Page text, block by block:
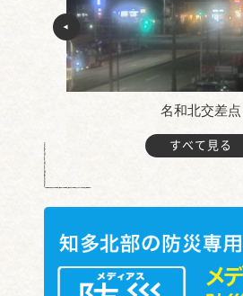
名和北交差点
すべて見る